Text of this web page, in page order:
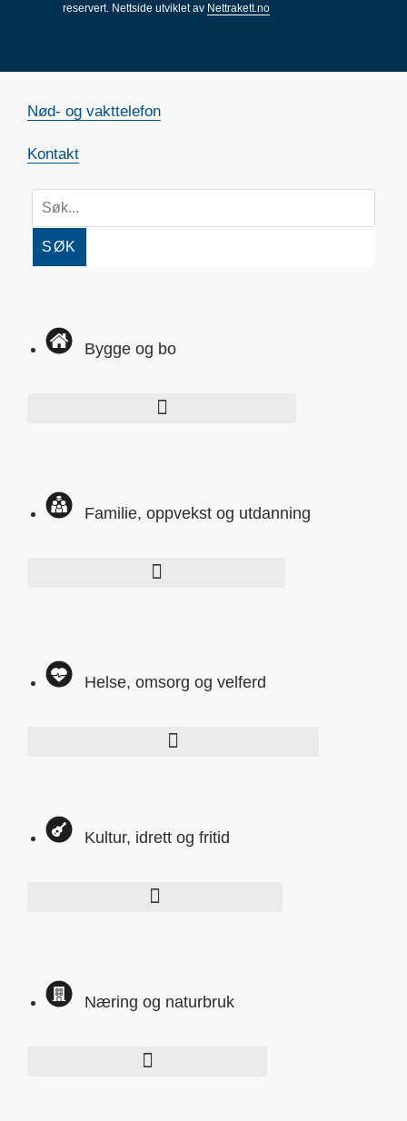
reservert. Nettside utviklet av Nettrakett.no
Nød- og vakttelefon
Kontakt
SØK
Bygge og bo
Familie, oppvekst og utdanning
Helse, omsorg og velferd
Kultur, idrett og fritid
Næring og naturbruk